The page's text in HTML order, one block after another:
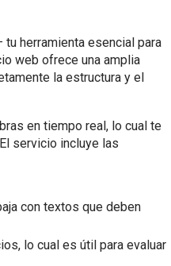
herramienta esencial para
web ofrece una amplia
la estructura y el
en tiempo real, lo cual te
servicio incluye las
con textos que deben
lo cual es útil para evaluar